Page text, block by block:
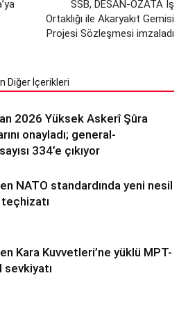
SSB, DESAN-ÖZATA İş
Ortaklığı ile Akaryakıt Gemisi
Projesi Sözleşmesi imzaladı
Diğer İçerikleri
2026 Yüksek Askerî Şûra
onayladı; general-
334’e çıkıyor
NATO standardında yeni nesil
teçhizatı
Kara Kuvvetleri’ne yüklü MPT-
sevkiyatı